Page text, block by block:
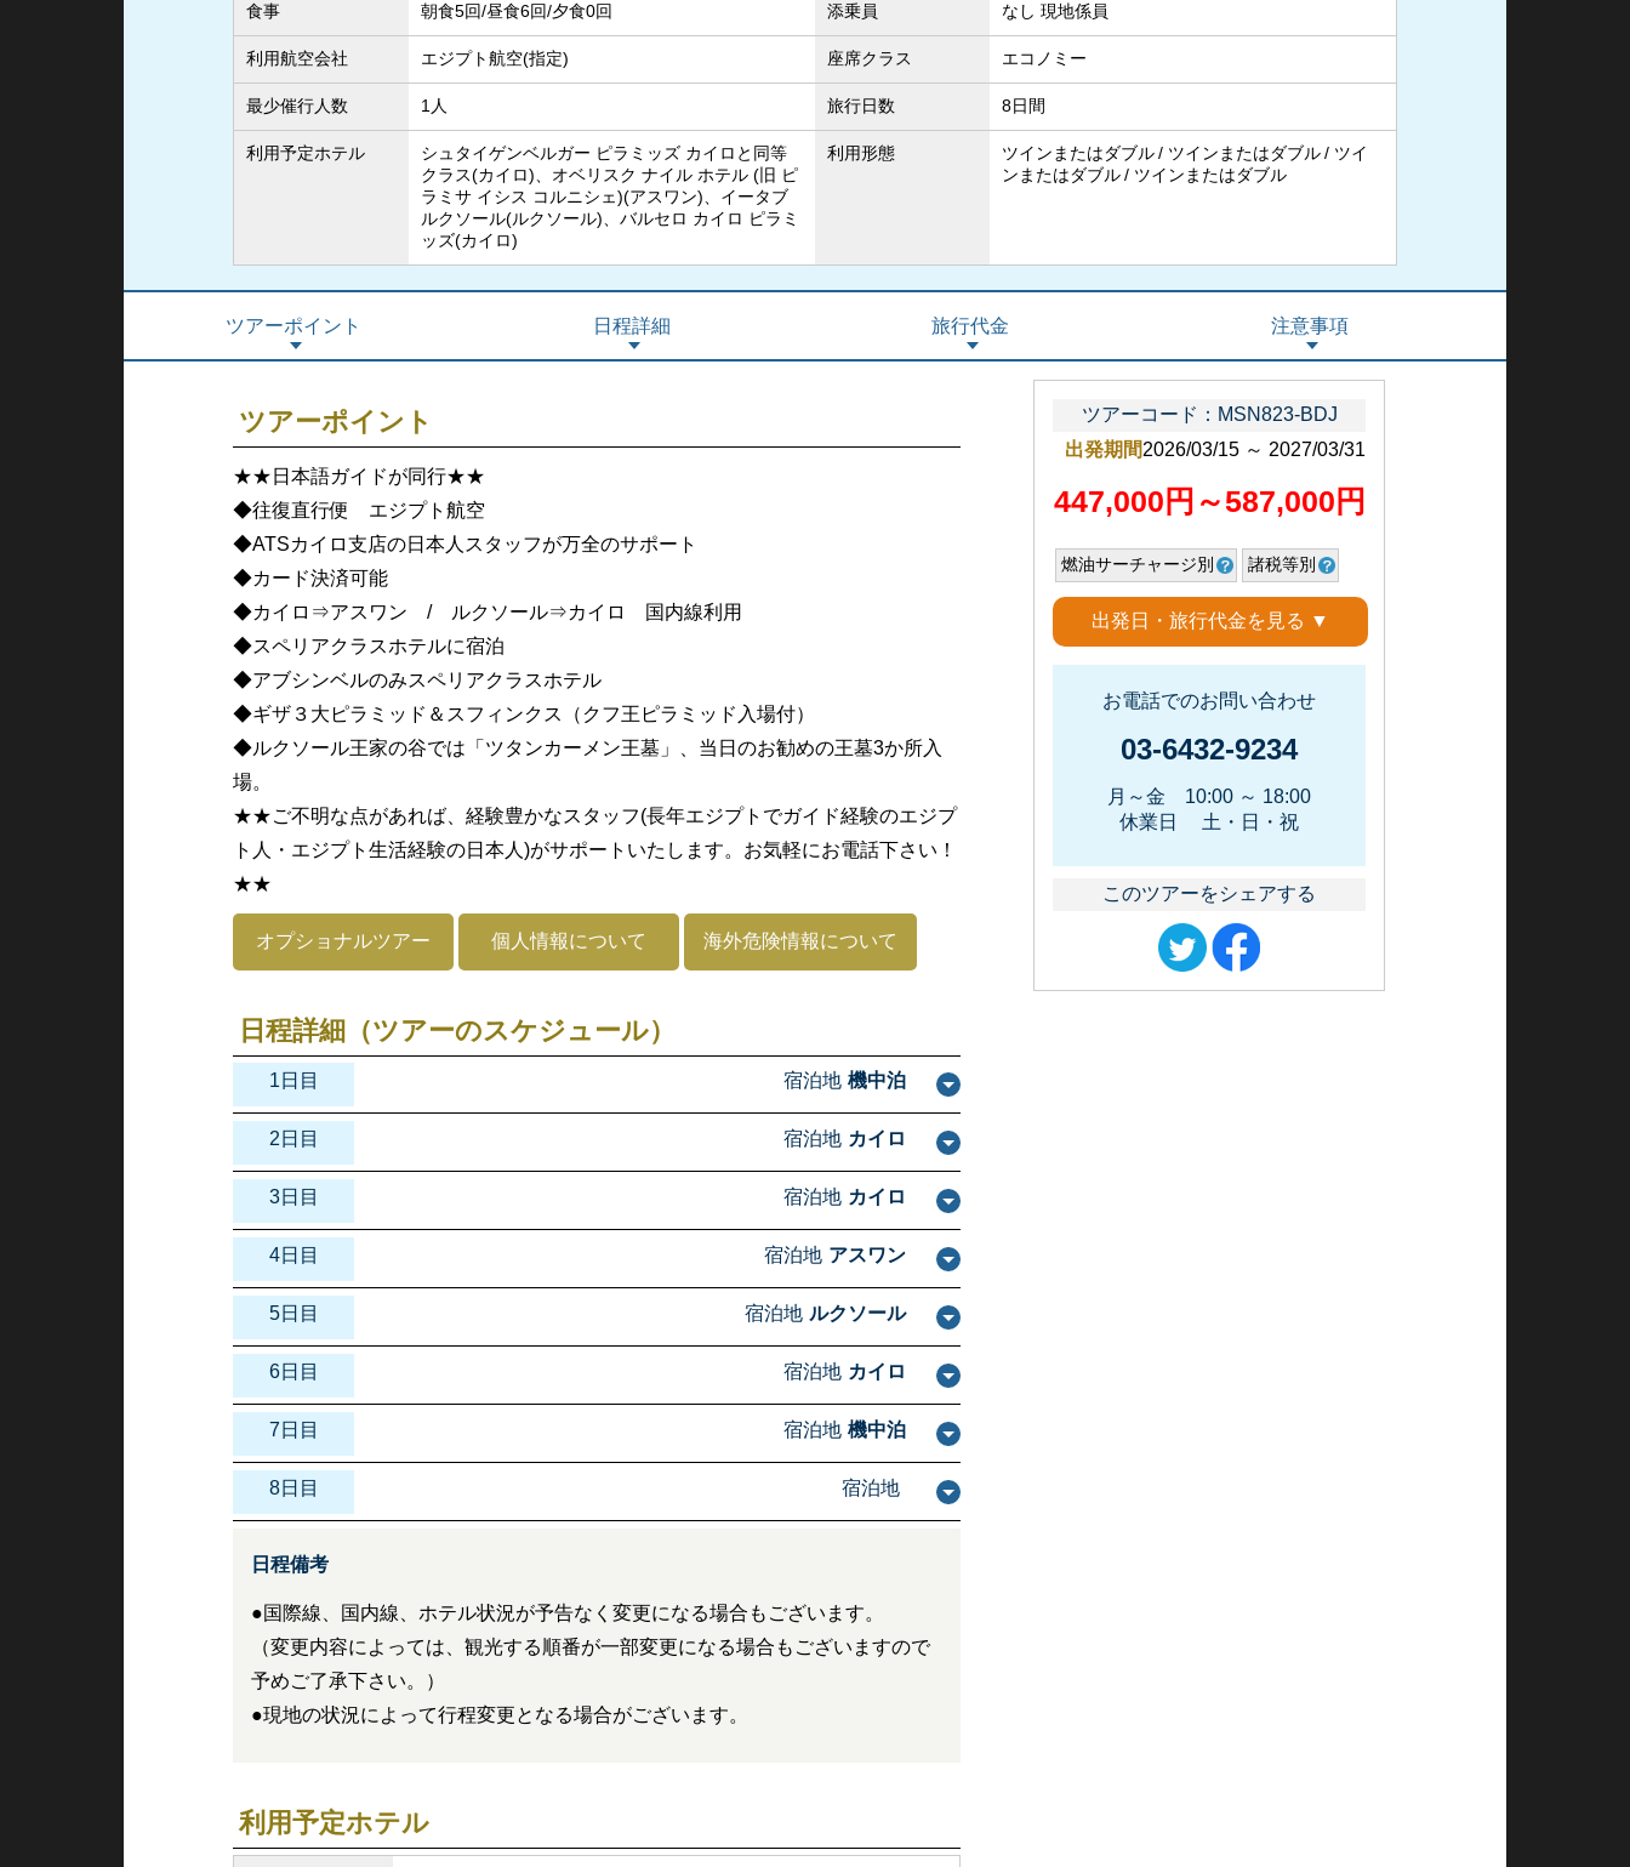
食事 朝食5回/昼食6回/夕食0回 添乗員 なし 現地係員
利用航空会社 エジプト航空(指定) 座席クラス エコノミー
最少催行人数 1人 旅行日数 8日間
利用予定ホテル
シュタイゲンベルガー ピラミッズ カイロと同等
クラス(カイロ)、オベリスク ナイル ホテル (旧 ピ
ラミサ イシス コルニシェ)(アスワン)、イータブ
ルクソール(ルクソール)、バルセロ カイロ ピラミ
ッズ(カイロ)
利用形態 ツインまたはダブル ツインまたはダブル
ツイ
ンまたはダブル
ツインまたはダブル
ツアーポイント 日程詳細 旅行代金 注意事項
ツアーポイント
★★日本語ガイドが同行★★
◆往復直行便 エジプト航空
◆ATSカイロ支店の日本人スタッフが万全のサポート
◆カード決済可能
◆カイロ⇒アスワン / ルクソール⇒カイロ 国内線利用
◆スペリアクラスホテルに宿泊
◆アブシンベルのみスペリアクラスホテル
◆ギザ３大ピラミッド＆スフィンクス（クフ王ピラミッド入場付）
◆ルクソール王家の谷では「ツタンカーメン王墓」、当日のお勧めの王墓3か所入
場。
★★ご不明な点があれば、経験豊かなスタッフ(長年エジプトでガイド経験のエジプ
ト人・エジプト生活経験の日本人)がサポートいたします。お気軽にお電話下さい！
★★
オプショナルツアー 個人情報について 海外危険情報について
日程詳細（ツアーのスケジュール）
1日目 宿泊地 機中泊
2日目 宿泊地 カイロ
3日目 宿泊地 カイロ
4日目 宿泊地 アスワン
5日目 宿泊地 ルクソール
6日目 宿泊地 カイロ
7日目 宿泊地 機中泊
8日目 宿泊地
日程備考
●国際線、国内線、ホテル状況が予告なく変更になる場合もございます。
（変更内容によっては、観光する順番が一部変更になる場合もございますので
予めご了承下さい。）
●現地の状況によって行程変更となる場合がございます。
利用予定ホテル
ツアーコード：MSN823-BDJ
出発期間2026/03/15 ～ 2027/03/31
447,000円～587,000円
燃油サーチャージ別 諸税等別
出発日・旅行代金を見る ▼
お電話でのお問い合わせ
03-6432-9234
月～金 10:00 ～ 18:00
休業日 土・日・祝
このツアーをシェアする